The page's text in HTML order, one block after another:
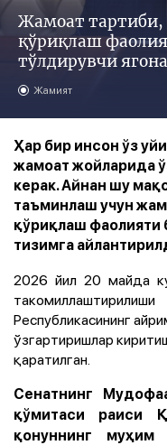
Жамоат тартиби,
қўриқлаш
тўлдирувчи
Жамият
Ҳар бир инсон ўз
жамоат жойларида
керак. Айнан шу
таъминлаш учун
қўриқлаш фаолияти
тизимга
2026 йил 20 майда
Республикасининг
ўзгартиришлар
қаратилган.
Сенатнинг
қўмитаси раиси
қонуннинг муҳим